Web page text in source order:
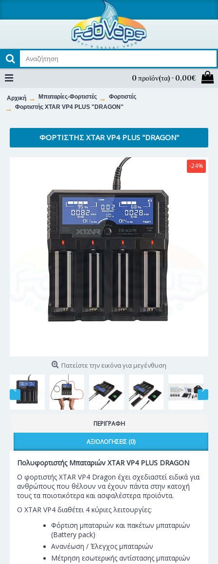
0 προϊόν(τα) - 0,00€
Αρχική Μπαταρίες-Φορτιστές
Φορτιστές
Φορτιστής XTAR VP4 PLUS "DRAGON"
ΦΟΡΤΙΣΤΉΣ XTAR VP4 PLUS "DRAGON"
-24%
Πατείστε την εικόνα για μεγένθυση
ΠΕΡΙΓΡΑΦΉ
ΑΞΙΟΛΟΓΉΣΕΙΣ (0)
Πολυφορτιστής Μπαταριών XTAR VP4 PLUS DRAGON
Ο φορτιστής XTAR VP4 Dragon έχει σχεδιαστεί ειδικά για
ανθρώπους που θέλουν να έχουν πάντα στην κατοχή
τους τα ποιοτικότερα και ασφαλέστερα προϊόντα.
Ο XTAR VP4 διαθέτει 4 κύριες λειτουργίες:
Φόρτιση μπαταριών και πακέτων μπαταριών
(Battery pack)
Ανανέωση / Έλεγχος μπαταριών
Μέτρηση εσωτερικής αντίστασης μπαταριών